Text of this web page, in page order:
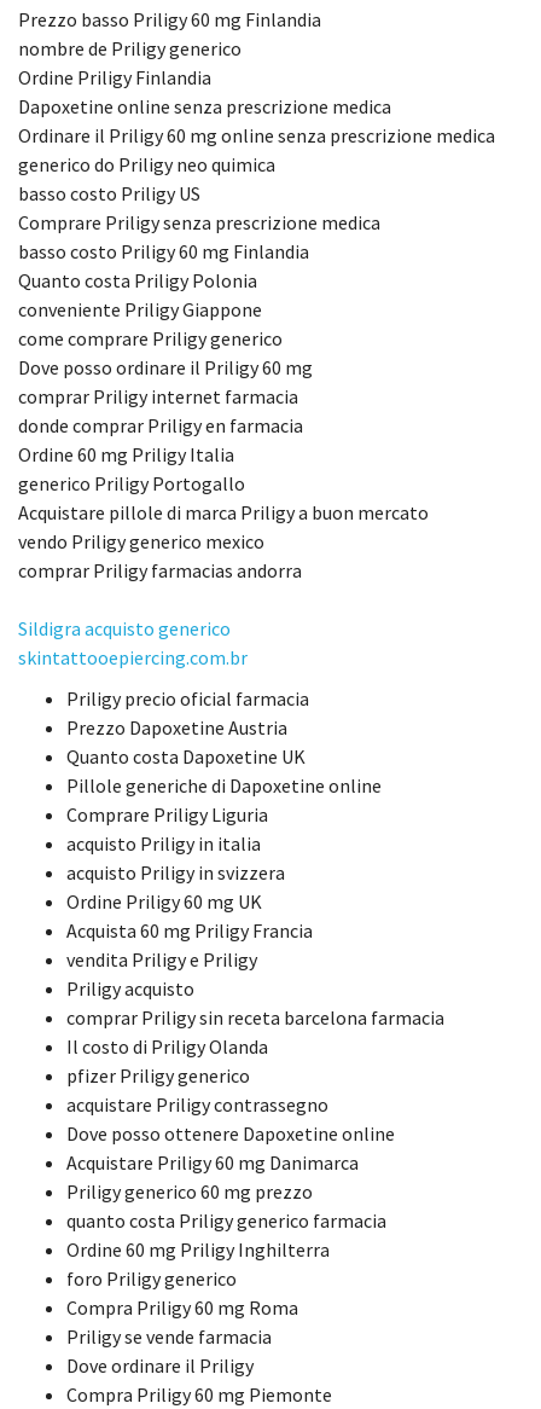
Prezzo basso Priligy 60 mg Finlandia
nombre de Priligy generico
Ordine Priligy Finlandia
Dapoxetine online senza prescrizione medica
Ordinare il Priligy 60 mg online senza prescrizione medica
generico do Priligy neo quimica
basso costo Priligy US
Comprare Priligy senza prescrizione medica
basso costo Priligy 60 mg Finlandia
Quanto costa Priligy Polonia
conveniente Priligy Giappone
come comprare Priligy generico
Dove posso ordinare il Priligy 60 mg
comprar Priligy internet farmacia
donde comprar Priligy en farmacia
Ordine 60 mg Priligy Italia
generico Priligy Portogallo
Acquistare pillole di marca Priligy a buon mercato
vendo Priligy generico mexico
comprar Priligy farmacias andorra
Sildigra acquisto generico
skintattooepiercing.com.br
Priligy precio oficial farmacia
Prezzo Dapoxetine Austria
Quanto costa Dapoxetine UK
Pillole generiche di Dapoxetine online
Comprare Priligy Liguria
acquisto Priligy in italia
acquisto Priligy in svizzera
Ordine Priligy 60 mg UK
Acquista 60 mg Priligy Francia
vendita Priligy e Priligy
Priligy acquisto
comprar Priligy sin receta barcelona farmacia
Il costo di Priligy Olanda
pfizer Priligy generico
acquistare Priligy contrassegno
Dove posso ottenere Dapoxetine online
Acquistare Priligy 60 mg Danimarca
Priligy generico 60 mg prezzo
quanto costa Priligy generico farmacia
Ordine 60 mg Priligy Inghilterra
foro Priligy generico
Compra Priligy 60 mg Roma
Priligy se vende farmacia
Dove ordinare il Priligy
Compra Priligy 60 mg Piemonte